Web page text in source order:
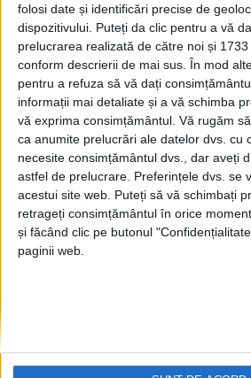
folosi date și identificări precise de
dispozitivului. Puteți da clic pentru a vă
prelucrarea realizată de către noi și
conform descrierii de mai sus. În mod
pentru a refuza să vă dați
informații mai detaliate și a vă schimba
vă exprima consimțământul. Vă rugăm
ca anumite prelucrări ale datelor dvs. cu
necesite consimțământul dvs., dar aveți
astfel de prelucrare. Preferințele dvs. se
acestui site web. Puteți să vă schimbați
retrageți consimțământul în orice
și făcând clic pe butonul
paginii web.
Primăria
Lungu s-
domnul
un
La
părerea
29
Fostul
a revenit
candida
Suceava,
Județean